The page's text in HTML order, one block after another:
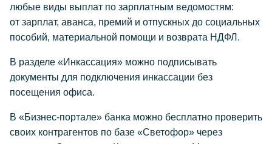
любые виды выплат по зарплатным ведомостям:
от зарплат, аванса, премий и отпускных до социальных
пособий, материальной помощи и возврата НДФЛ.
В разделе «Инкассация» можно подписывать
документы для подключения инкассации без
посещения офиса.
В «Бизнес-портале» банка можно бесплатно проверить
своих контрагентов по базе «Светофор» через